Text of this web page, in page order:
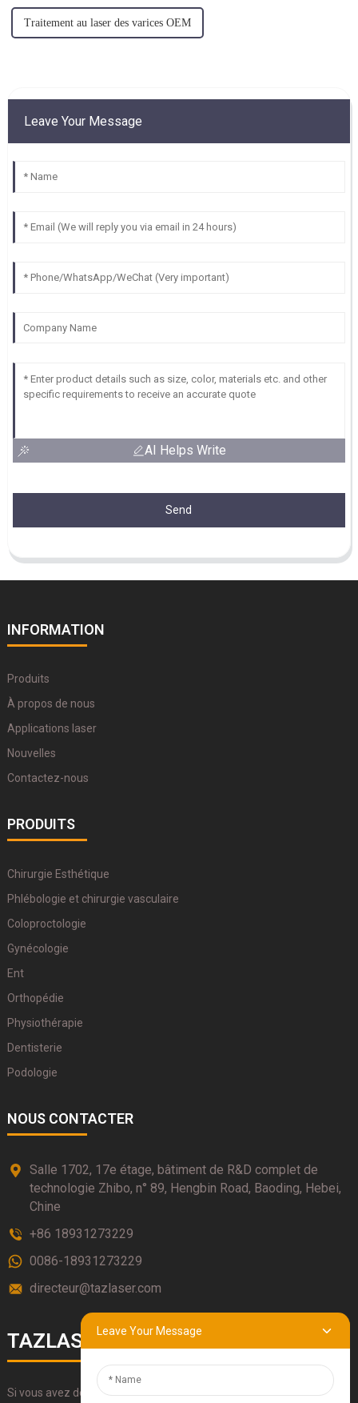
Traitement au laser des varices OEM
Leave Your Message
AI Helps Write
Send
INFORMATION
Produits
À propos de nous
Applications laser
Nouvelles
Contactez-nous
PRODUITS
Chirurgie Esthétique
Phlébologie et chirurgie vasculaire
Coloproctologie
Gynécologie
Ent
Orthopédie
Physiothérapie
Dentisterie
Podologie
NOUS CONTACTER
Salle 1702, 17e étage, bâtiment de R&D complet de
technologie Zhibo, n° 89, Hengbin Road, Baoding, Hebei,
Chine
+86 18931273229
0086-18931273229
directeur@tazlaser.com
TAZLASERS
Si vous avez des questions sur nos produits, veuillez utiliser nos
Leave Your Message